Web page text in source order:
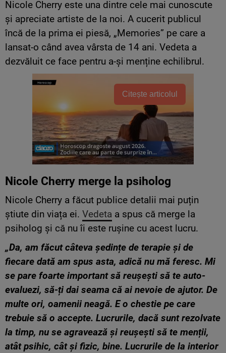
Nicole Cherry este una dintre cele mai cunoscute
și apreciate artiste de la noi. A cucerit publicul
încă de la prima ei piesă, „Memories” pe care a
lansat-o când avea vârsta de 14 ani. Vedeta a
dezvăluit ce face pentru a-și menține echilibrul.
Citește articolul
Nicole Cherry merge la psiholog
Nicole Cherry a făcut publice detalii mai puțin
știute din viața ei. Vedeta a spus că merge la
psiholog și că nu îi este rușine cu acest lucru.
„Da, am făcut câteva ședințe de terapie și de
fiecare dată am spus asta, adică nu mă feresc. Mi
se pare foarte important să reușești să te auto-
evaluezi, să-ți dai seama că ai nevoie de ajutor. De
multe ori, oamenii neagă. E o chestie pe care
trebuie să o accepte. Lucrurile, dacă sunt rezolvate
la timp, nu se agravează și reușești să te menții,
atât psihic, cât și fizic, bine. Lucrurile de la interior